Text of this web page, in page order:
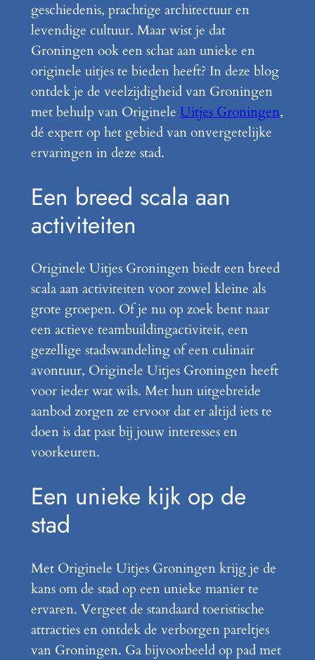
geschiedenis, prachtige architectuur en
levendige cultuur. Maar wist je dat
Groningen ook een schat aan unieke en
originele uitjes te bieden heeft? In deze blog
ontdek je de veelzijdigheid van Groningen
met behulp van Originele Uitjes Groningen,
dé expert op het gebied van onvergetelijke
ervaringen in deze stad.
Een breed scala aan
activiteiten
Originele Uitjes Groningen biedt een breed
scala aan activiteiten voor zowel kleine als
grote groepen. Of je nu op zoek bent naar
een actieve teambuildingactiviteit, een
gezellige stadswandeling of een culinair
avontuur, Originele Uitjes Groningen heeft
voor ieder wat wils. Met hun uitgebreide
aanbod zorgen ze ervoor dat er altijd iets te
doen is dat past bij jouw interesses en
voorkeuren.
Een unieke kijk op de
stad
Met Originele Uitjes Groningen krijg je de
kans om de stad op een unieke manier te
ervaren. Vergeet de standaard toeristische
attracties en ontdek de verborgen pareltjes
van Groningen. Ga bijvoorbeeld op pad met